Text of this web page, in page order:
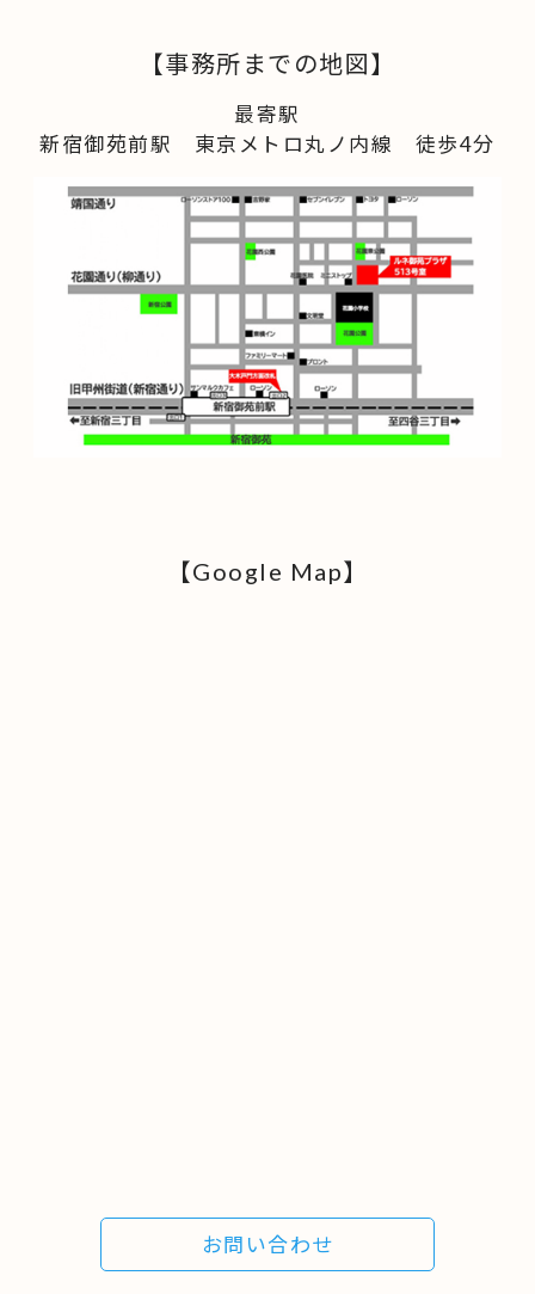
【事務所までの地図】
最寄駅
新宿御苑前駅 東京メトロ丸ノ内線 徒歩4分
【Google Map】
お問い合わせ